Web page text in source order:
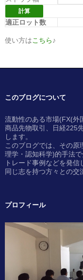
適正ロット数
使い方はこちら♪
このブログについて
流動性のある市場(FX(外
商品先物取引、日経225
します。
このブログでは、その
理学・認知科学)的手法
トレード事例などを発信
同じ志を持つ方々との交
プロフィール